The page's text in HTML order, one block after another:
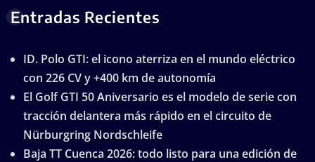
Entradas Recientes
ID. Polo GTI: el icono aterriza en el mundo eléctrico
con 226 CV y +400 km de autonomía
El Golf GTI 50 Aniversario es el modelo de serie con
tracción delantera más rápido en el circuito de
Nürburgring Nordschleife
Baja TT Cuenca 2026: todo listo para una edición de